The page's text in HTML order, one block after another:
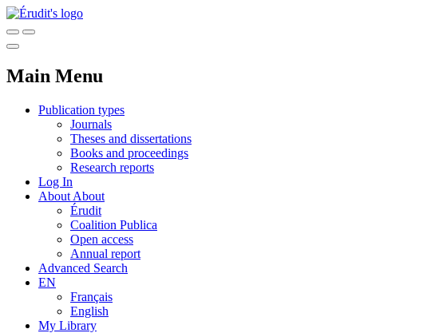
Main Menu
Publication types
Journals
Theses and dissertations
Books and proceedings
Research reports
Log In
About About
Érudit
Coalition Publica
Open access
Annual report
Advanced Search
EN
Français
English
My Library